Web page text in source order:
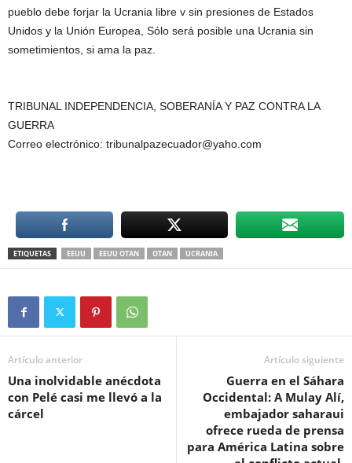
pueblo debe forjar la Ucrania libre v sin presiones de Estados
Unidos y la Unión Europea, Sólo será posible una Ucrania sin
sometimientos, si ama la paz.
TRIBUNAL INDEPENDENCIA, SOBERANÍA Y PAZ CONTRA LA
GUERRA
Correo electrónico: tribunalpazecuador@yaho.com
ETIQUETAS EEUU EEUU OTAN OTAN UCRANIA
Artículo anterior
Una inolvidable anécdota
con Pelé casi me llevó a la
cárcel
Artículo siguiente
Guerra en el Sáhara
Occidental: A Mulay Alí,
embajador saharaui
ofrece rueda de prensa
para América Latina sobre